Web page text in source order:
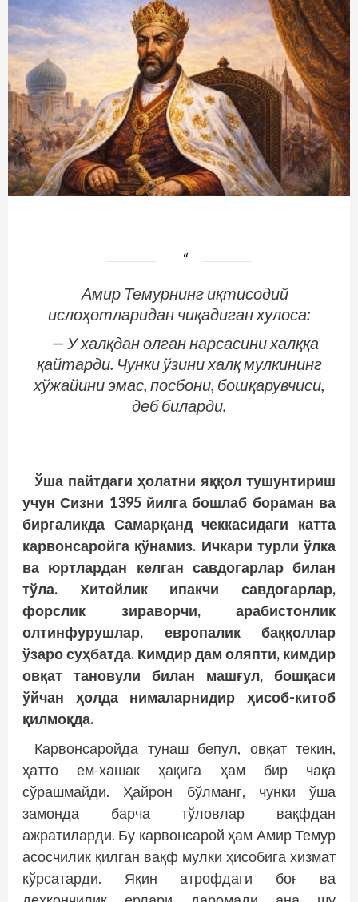
Амир Темурнинг иқтисодий
ислоҳотларидан чиқадиган хулоса:
— У халқдан олган нарсасини халққа
қайтарди. Чунки ўзини халқ мулкининг
хўжайини эмас, посбони, бошқарувчиси,
деб биларди.
Ўша пайтдаги ҳолатни яққол тушунтириш
учун Сизни 1395 йилга бошлаб бораман ва
биргаликда Самарқанд чеккасидаги катта
карвонсаройга қўнамиз. Ичкари турли ўлка
ва юртлардан келган савдогарлар билан
тўла. Хитойлик ипакчи савдогарлар,
форслик зираворчи, арабистонлик
олтинфурушлар, европалик баққоллар
ўзаро суҳбатда. Кимдир дам оляпти, кимдир
овқат тановули билан машғул, бошқаси
ўйчан ҳолда нималарнидир ҳисоб-китоб
қилмоқда.
Карвонсаройда тунаш бепул, овқат текин,
ҳатто ем-хашак ҳақига ҳам бир чақа
сўрашмайди. Ҳайрон бўлманг, чунки ўша
замонда барча тўловлар вақфдан
ажратиларди. Бу карвонсарой ҳам Амир Темур
асосчилик қилган вақф мулки ҳисобига хизмат
кўрсатарди. Яқин атрофдаги боғ ва